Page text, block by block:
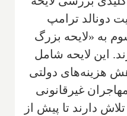
دونالد ترامپ
به «لایحه بزرگ
این لایحه شامل
هزینه‌های دولتی
غیرقانونی
دارند تا پیش از